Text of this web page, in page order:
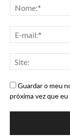
Guardar o meu
próxima vez que